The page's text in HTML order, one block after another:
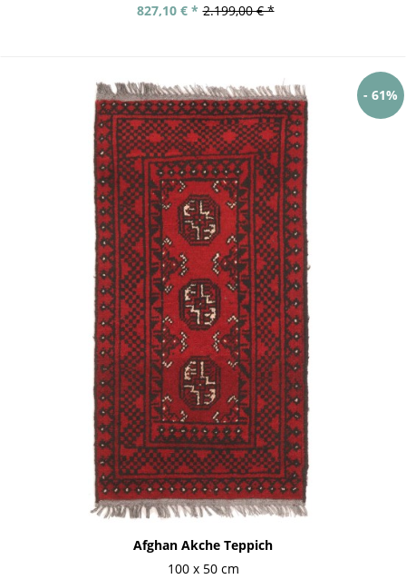
2.199,00 € *
827,10 € *
- 61%
Afghan Akche Teppich
100 x 50 cm